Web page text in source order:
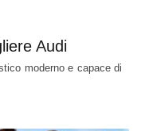
Audi
moderno e capace di